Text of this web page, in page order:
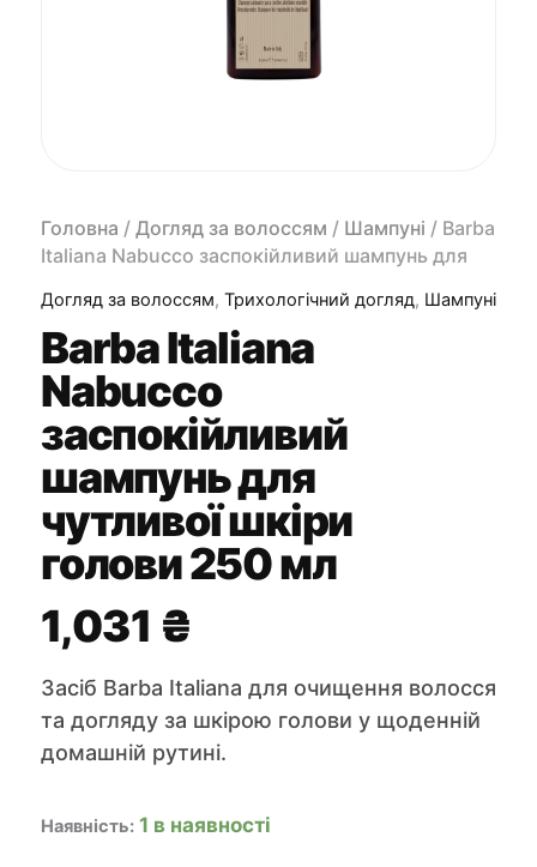
Головна / Догляд за волоссям / Шампуні / Barba
Italiana Nabucco заспокійливий шампунь для
Догляд за волоссям, Трихологічний догляд, Шампуні
Barba Italiana
Nabucco
заспокійливий
шампунь для
чутливої шкіри
голови 250 мл
1,031 ₴
Засіб Barba Italiana для очищення волосся
та догляду за шкірою голови у щоденній
домашній рутині.
Наявність: 1 в наявності